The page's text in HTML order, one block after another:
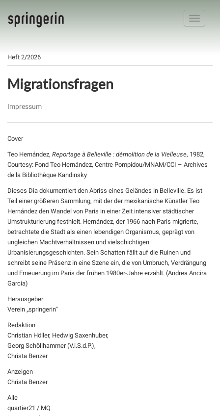
Toggle
Heft 2/2026
Migrationsfragen
Impressum
Cover
Teo Hernández, Reportage à Belleville : démolition de la Vielleuse, 1982,
Courtesy: Fond Teo Hernández, Centre Pompidou/MNAM/CCI – Archives
de la Bibliothèque Kandinsky
Dieses Dia dokumentiert den Abriss eines Geländes in Belleville. Es ist
Teil einer größeren Sammlung, mit der der mexikanische Künstler Teo
Hernández den Wandel von Paris in einer Zeit intensiver städtischer
Umstrukturierung festhielt. Hernández, der 1966 nach Paris migrierte,
betrachtete die Stadt als einen lebendigen Organismus, geprägt von
ungleichen Machtverhältnissen und vielschichtigen
Urbanisierungsgeschichten. Sein Schatten fällt auf die Ruinen und
schreibt seine Präsenz in eine Szene ein, die von Umbruch, Verdrängung
und Erneuerung im Paris der frühen 1980er-Jahre erzählt. (Andrea Ancira
García)
Herausgeber
Verein „springerin“
Redaktion
Christian Höller, Hedwig Saxenhuber,
Georg Schöllhammer (V.i.S.d.P.),
Christa Benzer
Anzeigen
Christa Benzer
Alle
quartier21 / MQ